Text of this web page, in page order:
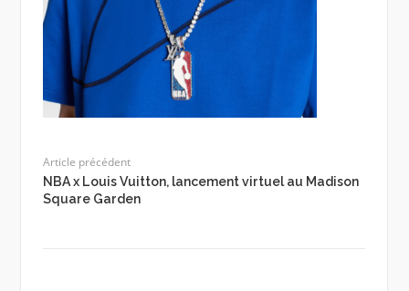
Article précédent
NBA x Louis Vuitton, lancement virtuel au Madison
Square Garden